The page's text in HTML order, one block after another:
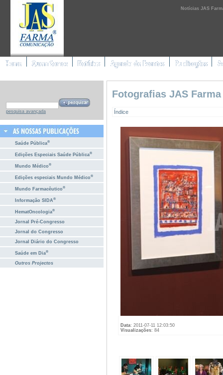
Notícias JAS
pesquisa avançada
Saúde Pública®
Edições Especiais Saúde Pública®
Mundo Médico®
Edições especiais Mundo Médico®
Mundo Farmacêutico®
Informação SIDA®
HematOncologia®
Jornal Pré-Congresso
Jornal do Congresso
Jornal Diário do Congresso
Saúde em Dia®
Outros Projectos
Fotografias JAS
Índice
Data: 2011-07-11 12:03:50
Visualizações: 84